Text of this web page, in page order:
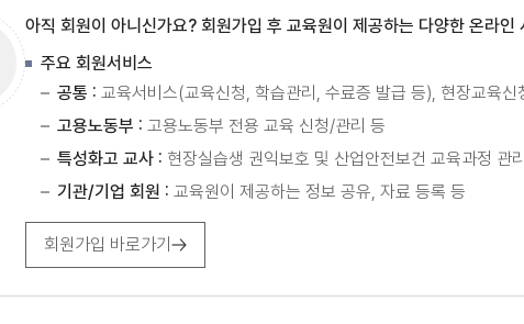
아직 회원이 아니신가요? 회원가입 후 교육원이 제공하는 다양한 온라인
주요 회원서비스
공통 : 교육서비스(교육신청, 학습관리, 수료증 발급 등), 현장교육
고용노동부 : 고용노동부 전용 교육 신청/관리 등
특성화고 교사 : 현장실습생 권익보호 및 산업안전보건 교육과정 관
기관/기업 회원 : 교육원이 제공하는 정보 공유, 자료 등록 등
회원가입 바로가기